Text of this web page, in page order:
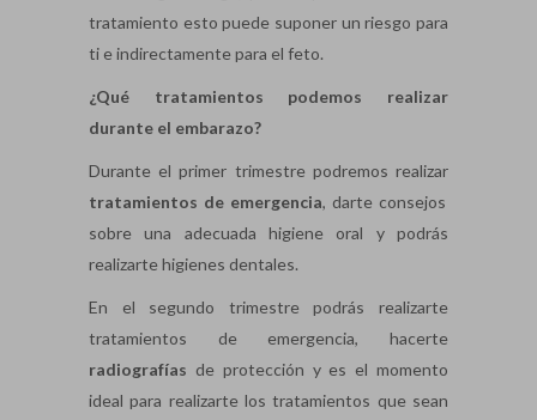
tratamiento esto puede suponer un riesgo para
ti e indirectamente para el feto.
¿Qué tratamientos podemos realizar
durante el embarazo?
Durante el primer trimestre podremos realizar
tratamientos de emergencia, darte consejos
sobre una adecuada higiene oral y podrás
realizarte higienes dentales.
En el segundo trimestre podrás realizarte
tratamientos de emergencia, hacerte
radiografías de protección y es el momento
ideal para realizarte los tratamientos que sean